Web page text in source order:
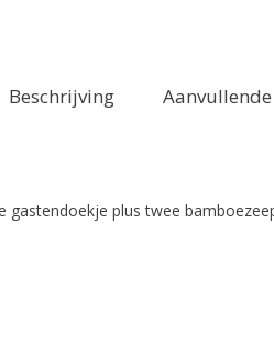
Beschrijving
plus twee